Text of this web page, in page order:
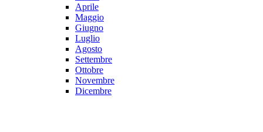
Aprile
Maggio
Giugno
Luglio
Agosto
Settembre
Ottobre
Novembre
Dicembre